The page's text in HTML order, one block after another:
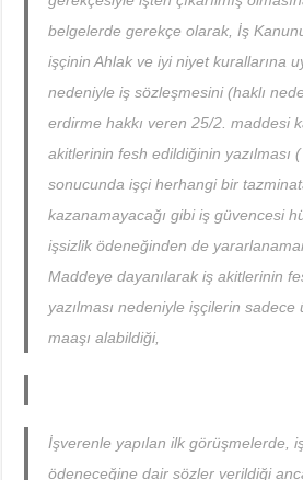
belgelerde gerekçe olarak, İş
işçinin Ahlak ve iyi niyet kurallarına
nedeniyle iş sözleşmesini (haklı
erdirme hakkı veren 25/2. maddesi
akitlerinin fesh edildiğinin yazılması
sonucunda işçi herhangi bir
kazanamayacağı gibi iş güvencesi
işsizlik ödeneğinden de
Maddeye dayanılarak iş akitlerinin
yazılması nedeniyle işçilerin
maaşı alabildiği,
İşverenle yapılan ilk görüşmelerde,
ödeneceğine dair sözler verildiği